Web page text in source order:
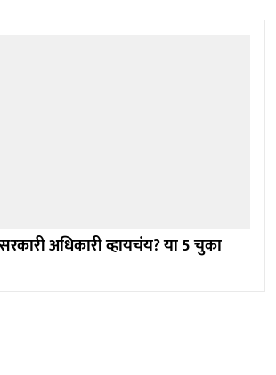
अधिकारी व्हायचंय? या 5 चुका